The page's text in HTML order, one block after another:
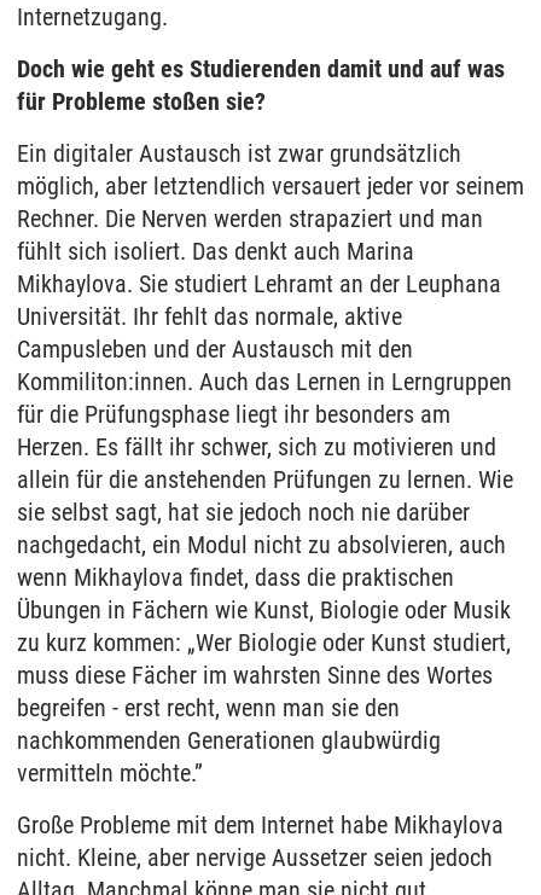
Internetzugang.
Doch wie geht es Studierenden damit und auf was
für Probleme stoßen sie?
Ein digitaler Austausch ist zwar grundsätzlich
möglich, aber letztendlich versauert jeder vor seinem
Rechner. Die Nerven werden strapaziert und man
fühlt sich isoliert. Das denkt auch Marina
Mikhaylova. Sie studiert Lehramt an der Leuphana
Universität. Ihr fehlt das normale, aktive
Campusleben und der Austausch mit den
Kommiliton:innen. Auch das Lernen in Lerngruppen
für die Prüfungsphase liegt ihr besonders am
Herzen. Es fällt ihr schwer, sich zu motivieren und
allein für die anstehenden Prüfungen zu lernen. Wie
sie selbst sagt, hat sie jedoch noch nie darüber
nachgedacht, ein Modul nicht zu absolvieren, auch
wenn Mikhaylova findet, dass die praktischen
Übungen in Fächern wie Kunst, Biologie oder Musik
zu kurz kommen: „Wer Biologie oder Kunst studiert,
muss diese Fächer im wahrsten Sinne des Wortes
begreifen - erst recht, wenn man sie den
nachkommenden Generationen glaubwürdig
vermitteln möchte.”
Große Probleme mit dem Internet habe Mikhaylova
nicht. Kleine, aber nervige Aussetzer seien jedoch